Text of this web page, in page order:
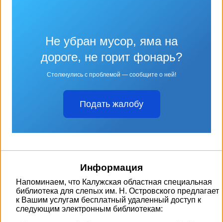
Не убран мусор, яма на
дороге, не горит фонарь?
Столкнулись с проблемой — сообщите о ней!
Подать жалобу
Информация
Напоминаем, что Калужская областная специальная
библиотека для слепых им. Н. Островского предлагает
к Вашим услугам бесплатный удаленный доступ к
следующим электронным библиотекам: